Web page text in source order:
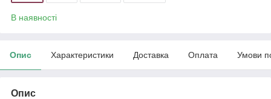
В наявності
Опис Характеристики Доставка Оплата Умови
Опис